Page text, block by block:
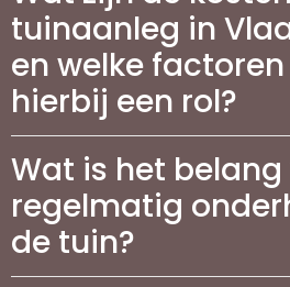
tuinaanleg in
en welke
hierbij een rol?
Wat is het
regelmatig
de tuin?